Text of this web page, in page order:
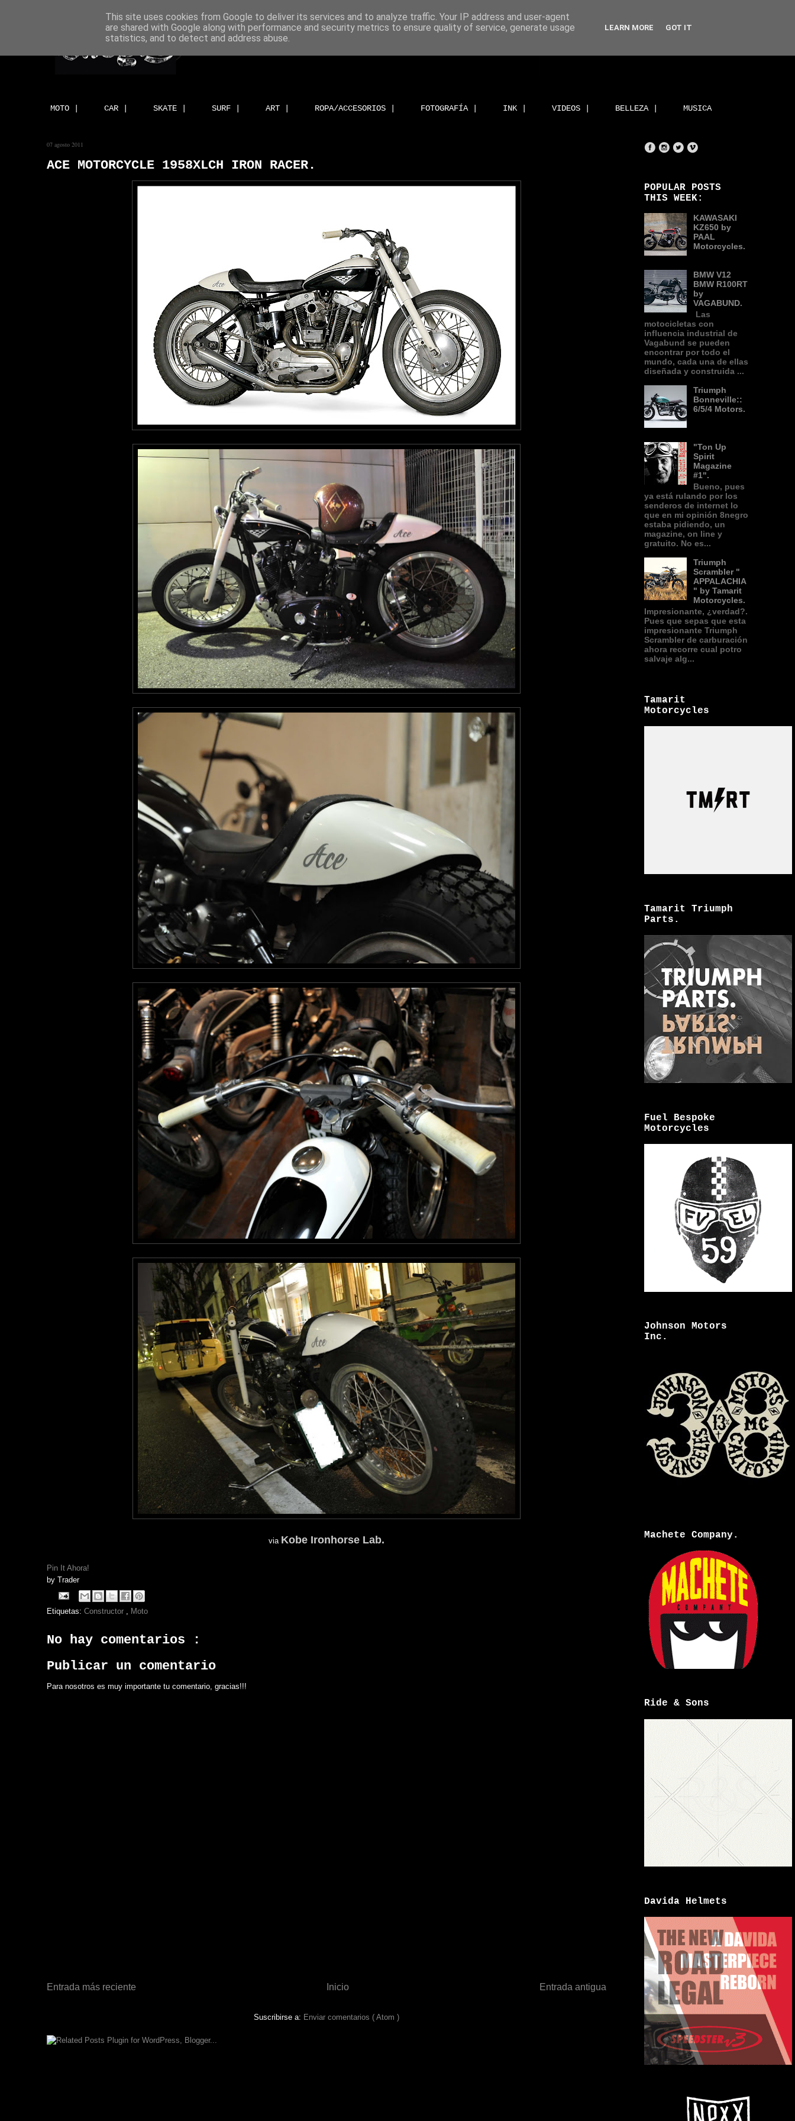
MOTO | CAR | SKATE | SURF | ART | ROPA/ACCESORIOS | FOTOGRAFÍA | INK | VIDEOS | BELLEZA | MUSICA
07 agosto 2011
ACE MOTORCYCLE 1958XLCH IRON RACER.
via Kobe Ironhorse Lab.
Pin It Ahora!
by Trader
Etiquetas: Constructor Moto
No hay comentarios :
Publicar un comentario
Para nosotros es muy importante tu comentario, gracias!!!
Entrada más reciente Entrada antigua
Inicio
Suscribirse a: Enviar comentarios ( Atom )
POPULAR POSTS
THIS WEEK:
KAWASAKI
KZ650 by
PAAL
Motorcycles.
BMW V12
BMW R100RT
by
VAGABUND.
Las
motocicletas con
influencia industrial de
Vagabund se pueden
encontrar por todo el
mundo, cada una de ellas
diseñada y construida ...
Triumph
Bonneville::
6/5/4 Motors.
"Ton Up
Spirit
Magazine
#1".
Bueno, pues
ya está rulando por los
senderos de internet lo
que en mi opinión 8negro
estaba pidiendo, un
magazine, on line y
gratuito. No es...
Triumph
Scrambler "
APPALACHIA
" by Tamarit
Motorcycles.
Impresionante, ¿verdad?.
Pues que sepas que esta
impresionante Triumph
Scrambler de carburación
ahora recorre cual potro
salvaje alg...
Tamarit
Motorcycles
Tamarit Triumph
Parts.
Fuel Bespoke
Motorcycles
Johnson Motors
Inc.
Machete Company.
Ride & Sons
Davida Helmets
This site uses cookies from Google to deliver its services and to analyze traffic. Your IP address and user-agent
are shared with Google along with performance and security metrics to ensure quality of service, generate usage
statistics, and to detect and address abuse.
LEARN MORE GOT IT